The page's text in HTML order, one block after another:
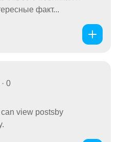
факт...
0
can view postsby